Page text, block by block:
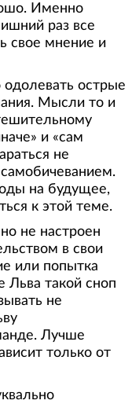
Именно
раз все
свое мнение и
острые
Мысли то и
и «сам
не
на будущее,
к этой теме.
не настроен
в свои
или попытка
Льва такой сноп
не
Лучше
только от